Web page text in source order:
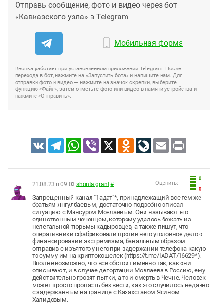
Отправь сообщение, фото и видео через бот
«Кавказского узла» в Telegram
Мобильная форма
Кнопка работает при установленном приложении Telegram. После
перехода в бот, нажмите на «Запустить бота» и напишите нам. Для
отправки фото и видео — нажмите на значок скрепки, выберите
функцию «Файл», затем отметьте фото или видео в памяти устройства и
нажмите «Отправить».
VK TelegramWhatsApp
Viber X Odnoklassniki
LiveJournal
Email Print
0
0
Оценить:
21.08.23 в 09:03 shonta.grant #
Запрещенный канал "1адат"*, принадлежащий все тем же
братьям Янгулбаевым, достаточно подробно описал
ситуацию с Мансуром Мовлаевым. Они называют его
единственным чеченцем, которому удалось бежать из
нелегальной тюрьмы кадыровцев, а также пишут, что
оперативники сфабриковали против него уголовное дело о
финансировании экстремизма, банальным образом
отправив с изъятого у него при задержании телефона какую-
то сумму им на криптокошелек (https://t.me/IADAT/16629*).
Вполне возможно, что все обстоит именно так, как они
описывают, и в случае депортации Мовлаева в Россию, ему
действительно грозят пытки, а то и смерть в Чечне. Человек
может просто пропасть без вести, как это случилось недавно
с задержанным на границе с Казахстаном Ясином
Халидовым.